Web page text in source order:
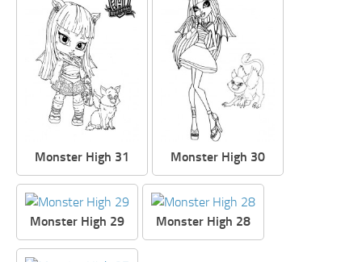
Monster High 31 Monster High 30
Monster High 29 Monster High 28